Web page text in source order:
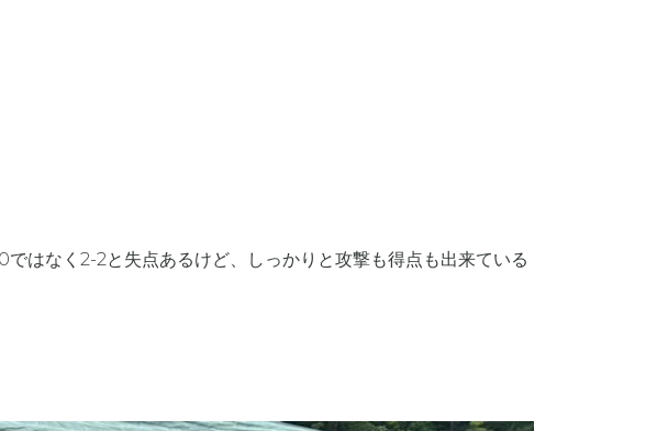
はなく2-2と失点あるけど、しっかりと攻撃も得点も出来ている